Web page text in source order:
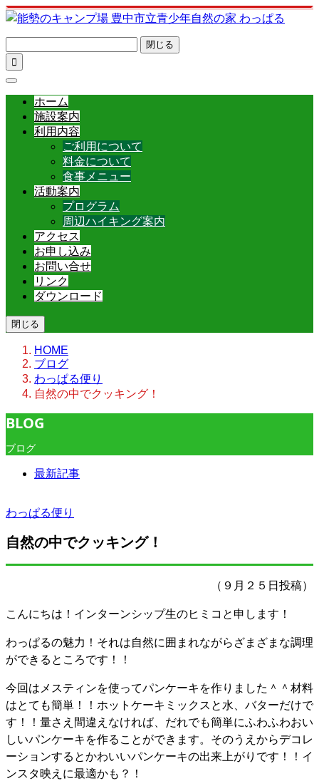
閉じる

ホーム
施設案内
利用内容
ご利用について
料金について
食事メニュー
活動案内
プログラム
周辺ハイキング案内
アクセス
お申し込み
お問い合せ
リンク
ダウンロード
閉じる
HOME
ブログ
わっぱる便り
自然の中でクッキング！
BLOG
ブログ
最新記事
わっぱる便り
自然の中でクッキング！
（９月２５日投稿）
こんにちは！インターンシップ生のヒミコと申します！
わっぱるの魅力！それは自然に囲まれながらざまざまな調理
ができるところです！！
今回はメスティンを使ってパンケーキを作りました＾＾材料
はとても簡単！！ホットケーキミックスと水、バターだけで
す！！量さえ間違えなければ、だれでも簡単にふわふわおい
しいパンケーキを作ることができます。そのうえからデコレ
ーションするとかわいいパンケーキの出来上がりです！！イ
ンスタ映えに最適かも？！